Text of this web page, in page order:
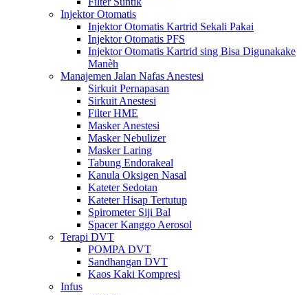
Injektor Otomatis
Injektor Otomatis Kartrid Sekali Pakai
Injektor Otomatis PFS
Injektor Otomatis Kartrid sing Bisa Digunakake
Manèh
Manajemen Jalan Nafas Anestesi
Sirkuit Pernapasan
Sirkuit Anestesi
Filter HME
Masker Anestesi
Masker Nebulizer
Masker Laring
Tabung Endorakeal
Kanula Oksigen Nasal
Kateter Sedotan
Kateter Hisap Tertutup
Spirometer Siji Bal
Spacer Kanggo Aerosol
Terapi DVT
POMPA DVT
Sandhangan DVT
Kaos Kaki Kompresi
Infus